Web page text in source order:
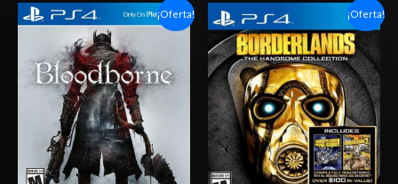
¡Oferta!
Rango
de
precios:
desde
$6.03
hasta
$10.03
¡Oferta!
de
precios:
desde
$6.03
hasta
$10.03